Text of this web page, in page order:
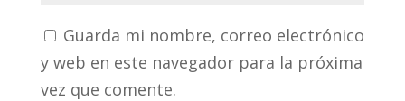
Guarda mi nombre, correo electrónico
y web en este navegador para la próxima
vez que comente.